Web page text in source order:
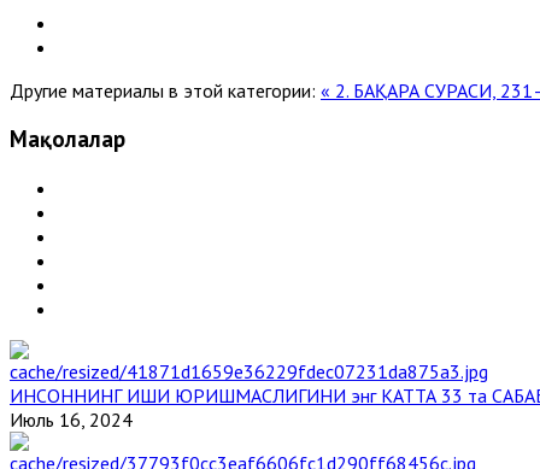
Другие материалы в этой категории: « 2. БАҚАРА СУРАСИ,
Мақолалар
ИНСОННИНГ ИШИ ЮРИШМАСЛИГИНИ энг КАТТА 33 та
Июль 16, 2024